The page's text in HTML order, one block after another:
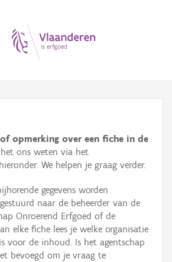
opmerking over een fiche in de
ons weten via het
We helpen je graag verder.
gegevens worden
naar de beheerder van de
Onroerend Erfgoed of de
elke fiche lees je welke organisatie
voor de inhoud. Is het agentschap
bevoegd om je vraag te